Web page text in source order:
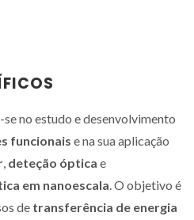
no estudo e desenvolvimento
funcionais e na sua aplicação
, deteção óptica e
em nanoescala. O objetivo é
de transferência de energia